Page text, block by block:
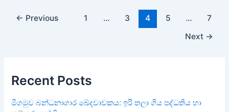
Post← Previous 1 … 3 4 5 …
7
Next →
Recent Posts
මීගමුව බන්ධනාගාර ඛේදවාචකය: ඉරි තලා ගිය පද්ධතිය හා